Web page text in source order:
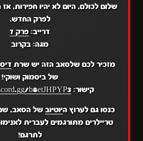
שלום לכולם, היום לא יהיו חפירות,
לפרק החדש.
דרייב: פרק 7
מגה: בקרוב
מזכיר לכם שלסאב הזה יש שרת
של ביסמוק ושוקי!
קישור:b8etJHPYP3
כנסו גם לערוץ היוטיובשל הסאב,
טריילרים מתורגמים לעברית
לתרגם!